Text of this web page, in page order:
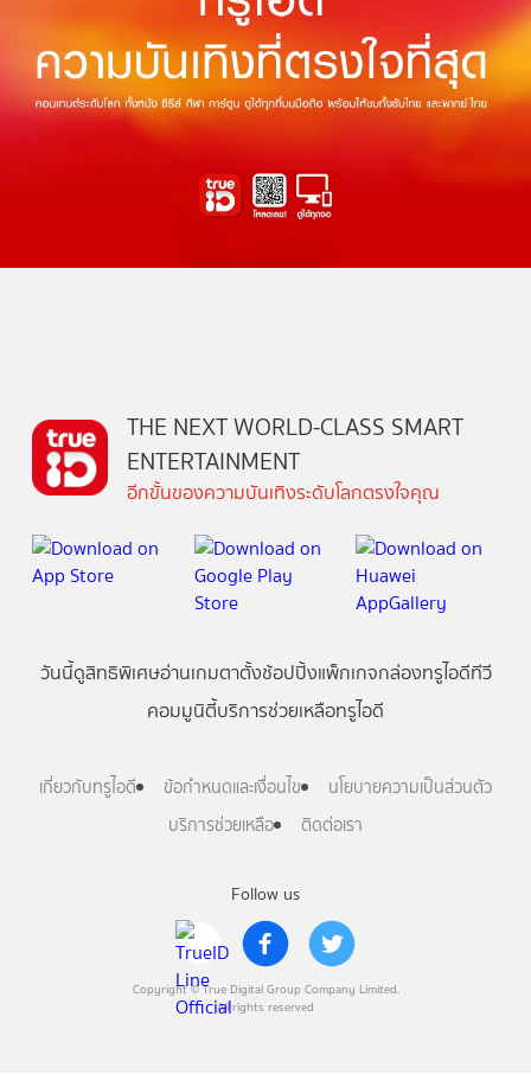
Follow us
Copyright © True Digital Group Company Limited.
All rights reserved
THE NEXT WORLD-CLASS SMART
ENTERTAINMENT
อีกขั้นของความบันเทิงระดับโลกตรงใจคุณ
วันนี้ดูสิทธิพิเศษอ่านเกมตาตั้งช้อปปิ้งแพ็กเกจกล่องทรูไอดีทีวี
คอมมูนิตี้บริการช่วยเหลือทรูไอดี
เกี่ยวกับทรูไอดี ข้อกำหนดและเงื่อนไข
นโยบายความเป็นส่วนตัว
บริการช่วยเหลือ
ติดต่อเรา